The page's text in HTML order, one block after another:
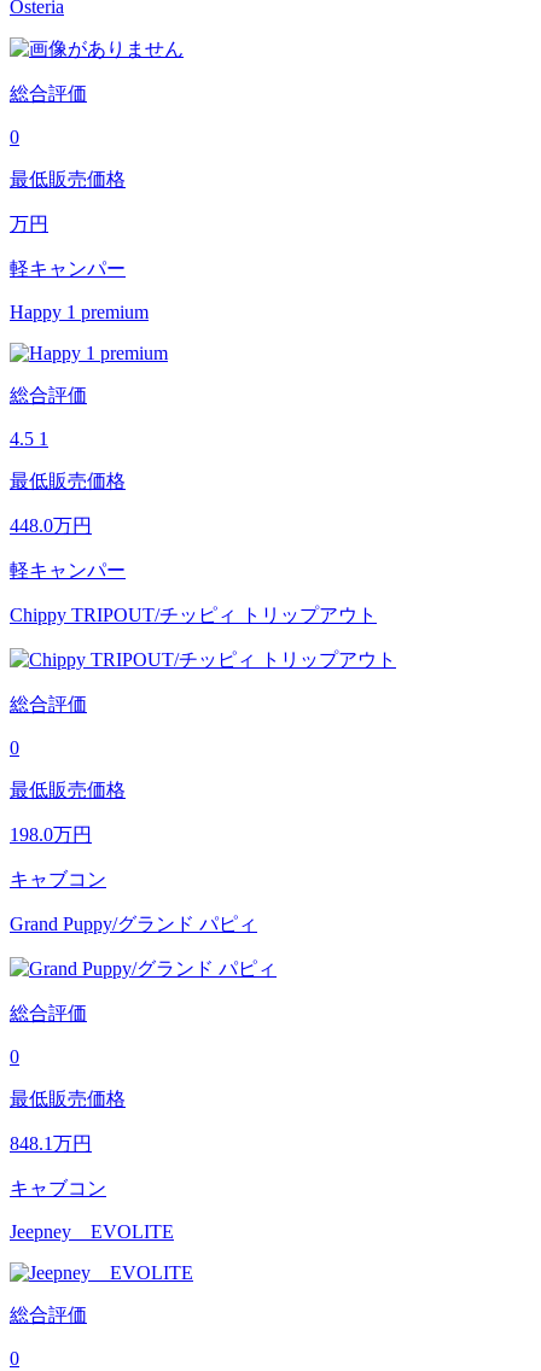
Osteria
総合評価
0
最低販売価格
万円
軽キャンパー
Happy 1 premium
総合評価
4.5 1
最低販売価格
448.0万円
軽キャンパー
Chippy TRIPOUT/チッピィ トリップアウト
総合評価
0
最低販売価格
198.0万円
キャブコン
Grand Puppy/グランド パピィ
総合評価
0
最低販売価格
848.1万円
キャブコン
Jeepney EVOLITE
総合評価
0